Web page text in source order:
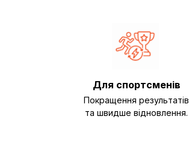
Для спортсменів
Покращення результатів
та швидше відновлення.